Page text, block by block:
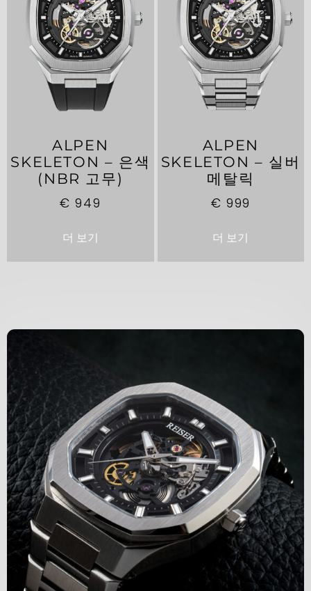
ALPEN
SKELETON – 은색
(NBR 고무)
€ 949
더 보기
ALPEN
SKELETON – 실버
메탈릭
€ 999
더 보기